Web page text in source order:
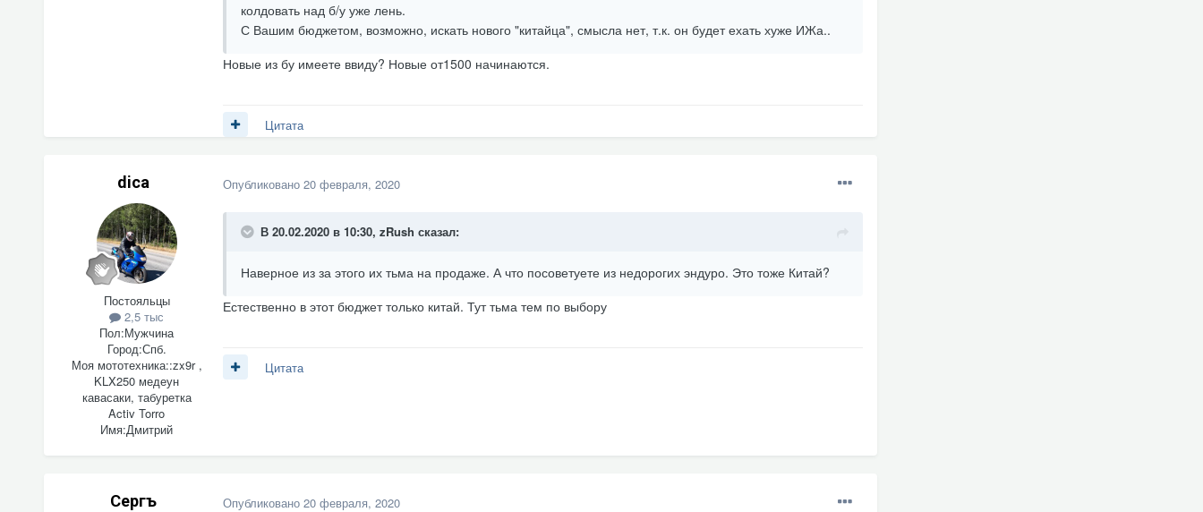
колдовать над б/у уже лень.
С Вашим бюджетом, возможно, искать нового "китайца", смысла нет, т.к. он будет ехать хуже ИЖа..
Новые из бу имеете ввиду? Новые от1500 начинаются.
Цитата
dica
Постояльцы
2,5 тыс
Пол:Мужчина
Город:Спб.
Моя мототехника::zx9r ,
KLX250 медеун
кавасаки, табуретка
Activ Torro
Имя:Дмитрий
Опубликовано 20 февраля, 2020
В 20.02.2020 в 10:30, zRush сказал:
Наверное из за этого их тьма на продаже. А что посоветуете из недорогих эндуро. Это тоже Китай?
Естественно в этот бюджет только китай. Тут тьма тем по выбору
Цитата
Сергъ Опубликовано 20 февраля, 2020